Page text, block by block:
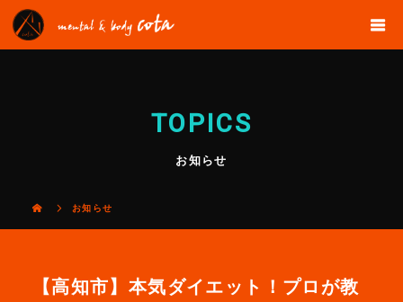
TOPICS
お知らせ
お知らせ
【高知市】本気ダイエット！プロが教